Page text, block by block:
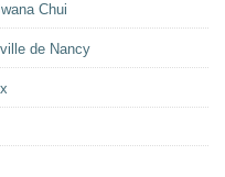
Chui
de Nancy